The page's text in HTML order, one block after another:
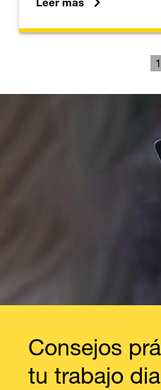
Leer más
1
Consejos
tu trabajo